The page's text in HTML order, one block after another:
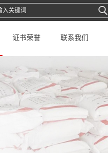
证书荣誉 联系我们